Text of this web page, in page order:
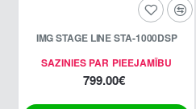
SAZINIES PAR PIEEJAMĪBU
IMG STAGE LINE STA-1000DSP
799.00€